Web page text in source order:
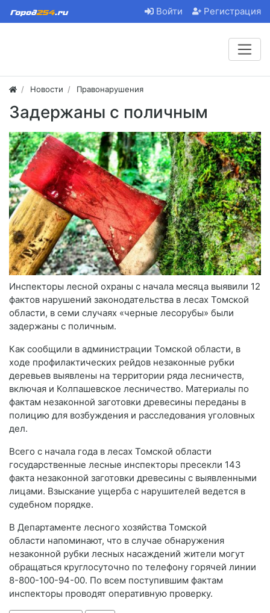
Войти Регистрация
Новости Правонарушения
Задержаны с поличным
Инспекторы лесной охраны с начала месяца выявили 12
фактов нарушений законодательства в лесах Томской
области, в семи случаях «черные лесорубы» были
задержаны с поличным.
Как сообщили в администрации Томской области, в
ходе профилактических рейдов незаконные рубки
деревьев выявлены на территории ряда лесничеств,
включая и Колпашевское лесничество. Материалы по
фактам незаконной заготовки древесины переданы в
полицию для возбуждения и расследования уголовных
дел.
Всего с начала года в лесах Томской области
государственные лесные инспекторы пресекли 143
факта незаконной заготовки древесины с выявленными
лицами. Взыскание ущерба с нарушителей ведется в
судебном порядке.
В Департаменте лесного хозяйства Томской
области напоминают, что в случае обнаружения
незаконной рубки лесных насаждений жители могут
обращаться круглосуточно по телефону горячей линии
8-800-100-94-00. По всем поступившим фактам
инспекторы проводят оперативную проверку.